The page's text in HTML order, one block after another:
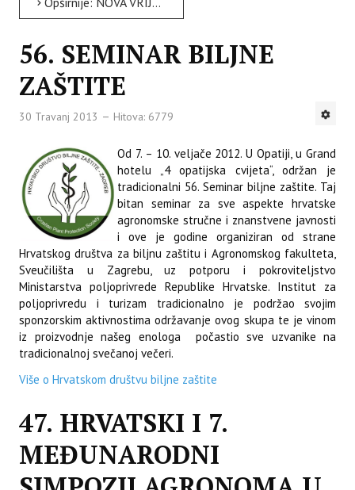
56. SEMINAR BILJNE
ZAŠTITE
30 Travanj 2013 Hitova: 6779
Od 7. – 10. veljače 2012. U Opatiji, u Grand
hotelu „4 opatijska cvijeta“, održan je
tradicionalni 56. Seminar biljne zaštite. Taj
bitan seminar za sve aspekte hrvatske
agronomske stručne i znanstvene javnosti
i ove je godine organiziran od strane
Hrvatskog društva za biljnu zaštitu i Agronomskog fakulteta,
Sveučilišta u Zagrebu, uz potporu i pokroviteljstvo
Ministarstva poljoprivrede Republike Hrvatske. Institut za
poljoprivredu i turizam tradicionalno je podržao svojim
sponzorskim aktivnostima održavanje ovog skupa te je vinom
iz proizvodnje našeg enologa počastio sve uzvanike na
tradicionalnoj svečanoj večeri.
Više o Hrvatskom društvu biljne zaštite
47. HRVATSKI I 7.
MEĐUNARODNI